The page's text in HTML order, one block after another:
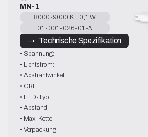
MN-1
8000-9000 K · 0,1 W
01-001-026-01-A
→   Technische Spezifikation
• Spannung:
• Lichtstrom:
• Abstrahlwinkel:
• CRI:
• LED-Typ:
• Abstand:
• Max. Kette:
• Verpackung: